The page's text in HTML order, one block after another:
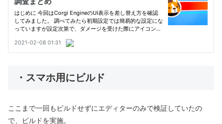
・スマホ用にビルド
ここまで一回もビルドせずにエディターのみで検証していたの
で、ビルドを実施。